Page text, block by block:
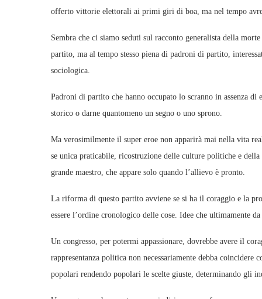
offerto vittorie elettorali ai primi giri di boa, ma nel tempo
Sembra che ci siamo seduti sul racconto generalista della
partito, ma al tempo stesso piena di padroni di partito,
sociologica.
Padroni di partito che hanno occupato lo scranno in assenza
storico o darne quantomeno un segno o uno sprono.
Ma verosimilmente il super eroe non apparirà mai nella vita
se unica praticabile, ricostruzione delle culture politiche e
grande maestro, che appare solo quando l’allievo è pronto.
La riforma di questo partito avviene se si ha il coraggio e la
essere l’ordine cronologico delle cose. Idee che ultimamente
Un congresso, per potermi appassionare, dovrebbe avere il
rappresentanza politica non necessariamente debba coincidere
popolari rendendo popolari le scelte giuste, determinando gli